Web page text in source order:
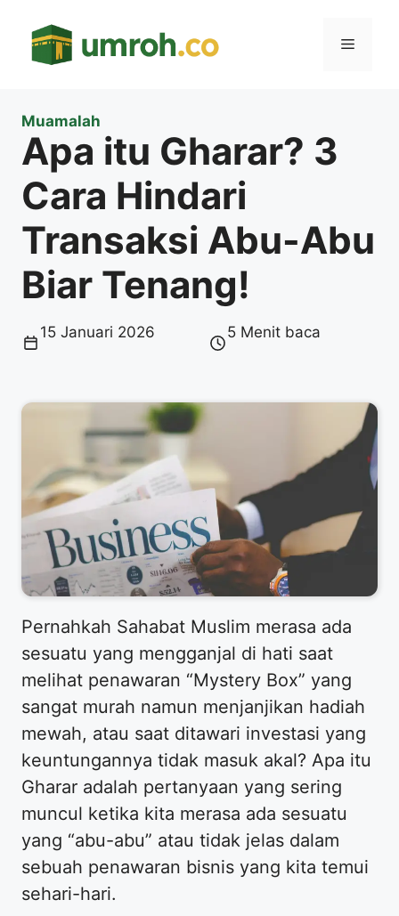
Menu
Muamalah
Apa itu Gharar? 3
Cara Hindari
Transaksi Abu-Abu
Biar Tenang!
15 Januari 2026 5 Menit baca
Pernahkah Sahabat Muslim merasa ada
sesuatu yang mengganjal di hati saat
melihat penawaran “Mystery Box” yang
sangat murah namun menjanjikan hadiah
mewah, atau saat ditawari investasi yang
keuntungannya tidak masuk akal? Apa itu
Gharar adalah pertanyaan yang sering
muncul ketika kita merasa ada sesuatu
yang “abu-abu” atau tidak jelas dalam
sebuah penawaran bisnis yang kita temui
sehari-hari.